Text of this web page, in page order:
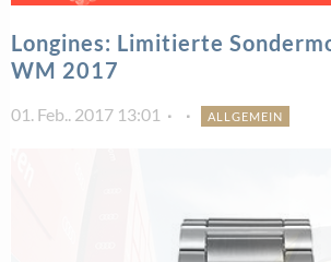
Longines: Limitierte
WM 2017
01. Feb.. 2017 13:01 ALLGEMEIN